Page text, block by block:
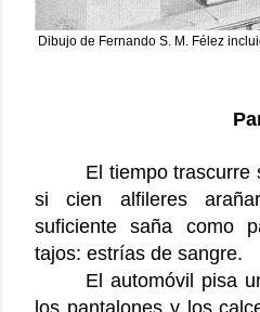
Dibujo de Fernando S. M. Félez
El tiempo trascurre
si cien alfileres
suficiente saña como
tajos: estrías de sangre.
El automóvil pisa
los pantalones y los